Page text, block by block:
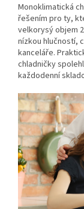
Monoklimatická
řešením pro ty,
velkorysý objem
nízkou hlučností,
kanceláře.
chladničky
každodenní